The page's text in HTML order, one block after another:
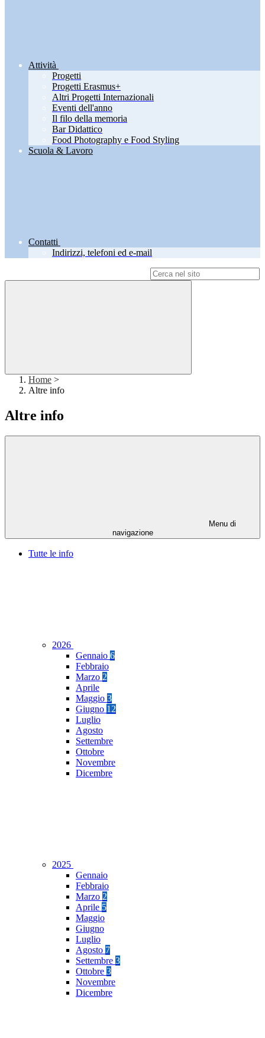
Attività
Progetti
Progetti Erasmus+
Altri Progetti Internazionali
Eventi dell'anno
Il filo della memoria
Bar Didattico
Food Photography e Food Styling
Scuola & Lavoro
Contatti
Indirizzi, telefoni ed e-mail
Home >
Altre info
Altre info
Menu di
navigazione
Tutte le info
2026
Gennaio 6
Febbraio
Marzo 2
Aprile
Maggio 3
Giugno 12
Luglio
Agosto
Settembre
Ottobre
Novembre
Dicembre
2025
Gennaio
Febbraio
Marzo 2
Aprile 5
Maggio
Giugno
Luglio
Agosto 7
Settembre 3
Ottobre 3
Novembre
Dicembre